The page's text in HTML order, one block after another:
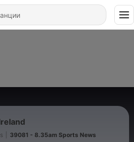
39081 - 8.35am Sports News